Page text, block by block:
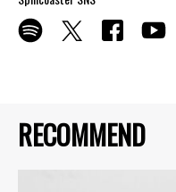
RECOMMEND